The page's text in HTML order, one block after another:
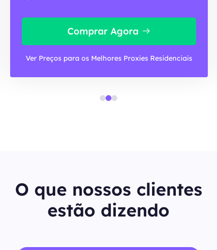
Comprar Agora
Ver Preços para os Melhores Proxies Residenciais
O que nossos clientes
estão dizendo